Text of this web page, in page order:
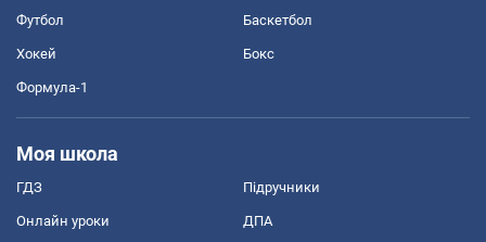
Футбол Баскетбол
Хокей Бокс
Формула-1
Моя школа
ГДЗ Підручники
Онлайн уроки ДПА